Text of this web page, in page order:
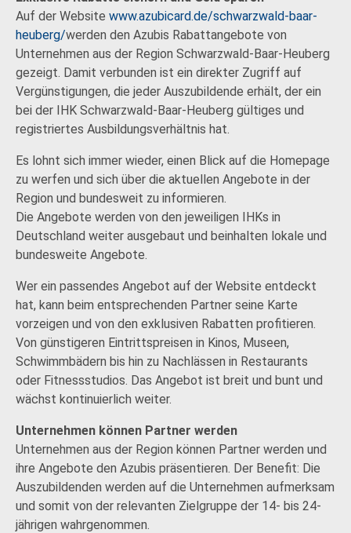
Auf der Website www.azubicard.de/schwarzwald-baar-
heuberg/werden den Azubis Rabattangebote von
Unternehmen aus der Region Schwarzwald-Baar-Heuberg
gezeigt. Damit verbunden ist ein direkter Zugriff auf
Vergünstigungen, die jeder Auszubildende erhält, der ein
bei der IHK Schwarzwald-Baar-Heuberg gültiges und
registriertes Ausbildungsverhältnis hat.
Es lohnt sich immer wieder, einen Blick auf die Homepage
zu werfen und sich über die aktuellen Angebote in der
Region und bundesweit zu informieren.
Die Angebote werden von den jeweiligen IHKs in
Deutschland weiter ausgebaut und beinhalten lokale und
bundesweite Angebote.
Wer ein passendes Angebot auf der Website entdeckt
hat, kann beim entsprechenden Partner seine Karte
vorzeigen und von den exklusiven Rabatten profitieren.
Von günstigeren Eintrittspreisen in Kinos, Museen,
Schwimmbädern bis hin zu Nachlässen in Restaurants
oder Fitnessstudios. Das Angebot ist breit und bunt und
wächst kontinuierlich weiter.
Unternehmen können Partner werden
Unternehmen aus der Region können Partner werden und
ihre Angebote den Azubis präsentieren. Der Benefit: Die
Auszubildenden werden auf die Unternehmen aufmerksam
und somit von der relevanten Zielgruppe der 14- bis 24-
jährigen wahrgenommen.